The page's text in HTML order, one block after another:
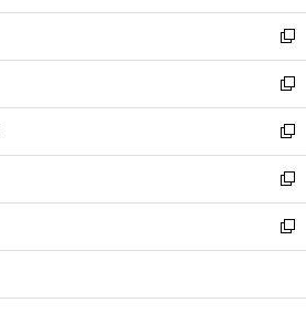
開
く
ウ
で
開
く
ン
ド
ウ
で
開
く
ウ
ィ
ン
ド
ウ
で
開
く
新
し
い
ウ
ィ
ン
ド
ウ
で
開
新
し
い
ウ
ィ
ン
ド
ウ
開
新
し
い
ウ
ィ
ン
ウ
新
し
い
ウ
ン
新
し
ウ